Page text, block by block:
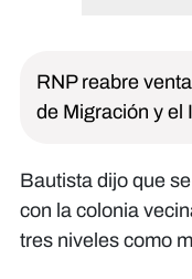
RNP reabre
de Migración y el
Bautista dijo que
con la colonia
tres niveles como